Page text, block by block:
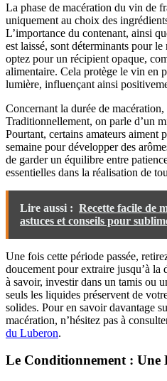
La phase de macération du vin de
uniquement au choix des
L’importance du contenant, ainsi
est laissé, sont déterminants pour
optez pour un récipient opaque,
alimentaire. Cela protège le vin en
lumière, influençant ainsi
Concernant la durée de
Traditionnellement, on parle d’un
Pourtant, certains amateurs aiment
semaine pour développer des
de garder un équilibre entre
essentielles dans la réalisation de
Lire aussi : Recette facile de
astuces et conseils pour
Une fois cette période passée,
doucement pour extraire jusqu’à la
à savoir, investir dans un tamis ou
seuls les liquides préservent de
solides. Pour en savoir davantage
macération, n’hésitez pas à
du Luberon.
Le Conditionnement : Une